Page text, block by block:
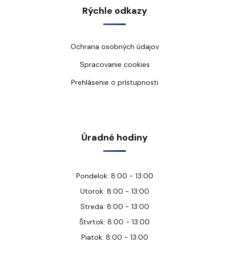
Rýchle odkazy
Ochrana osobných údajov
Spracovanie cookies
Prehlásenie o prístupnosti
Úradné hodiny
Pondelok: 8:00 - 13:00
Utorok: 8:00 - 13:00
Streda: 8:00 - 13:00
Štvrtok: 8:00 - 13:00
Piatok: 8:00 - 13:00